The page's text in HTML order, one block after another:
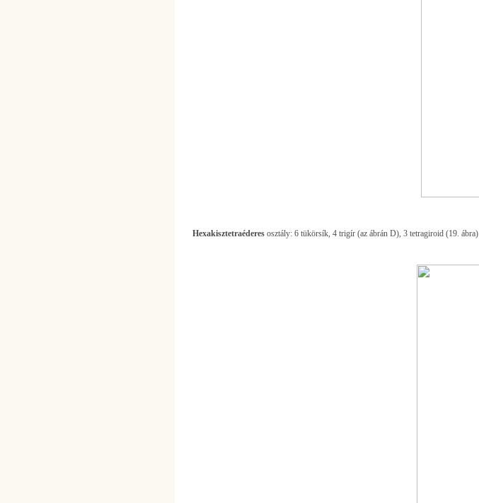
Hexakisztetraéderes osztály: 6 tükörsík, 4 trigír (az ábrán D), 3 tetragiroid (19. ábra)